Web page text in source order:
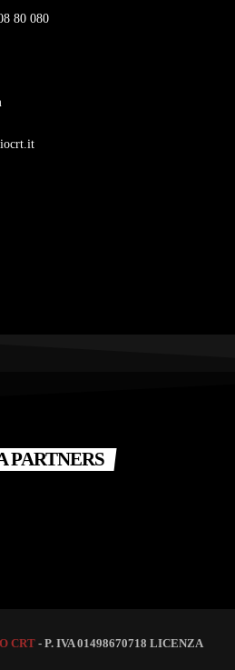
80 080
PARTNERS
CRT - P. IVA 01498670718 LICENZA